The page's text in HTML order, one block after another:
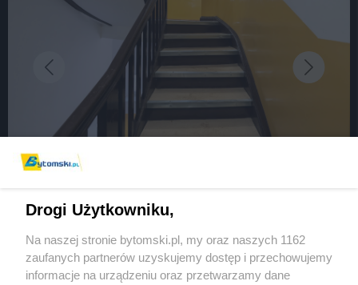
kamienica w Rozbarku przeszła remont i
Wydawca mediów lokalnych
Drogi Użytkowniku,
Na naszej stronie bytomski.pl, my oraz naszych 1162
zaufanych partnerów uzyskujemy dostęp i przechowujemy
informacje na urządzeniu oraz przetwarzamy dane